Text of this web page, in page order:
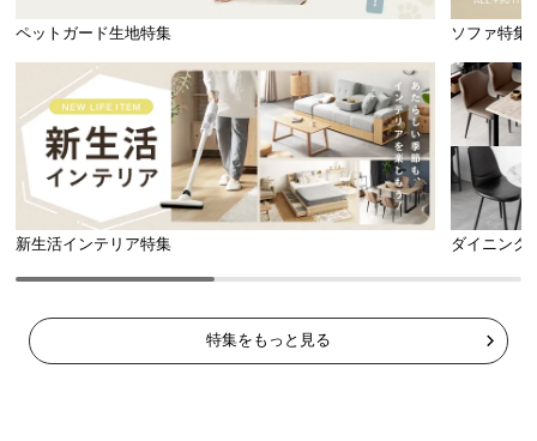
ペットガード生地特集 ソファ特集
新生活インテリア特集 ダイニング
特集をもっと見る